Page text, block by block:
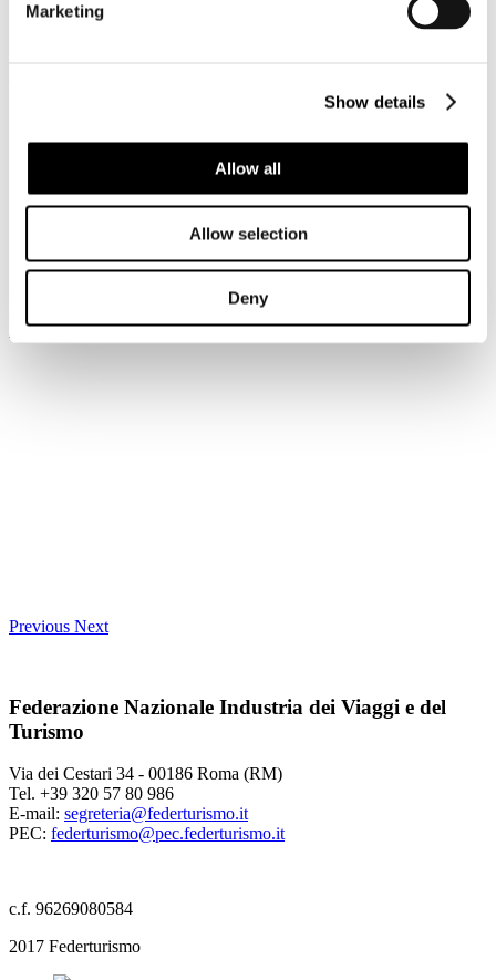
Marketing
Show details
Allow all
Allow selection
Deny
Circolari
Circolari 2020
Circolare Prot. n. C/23 - Helpdesk Covid 19 Studio Legale
Risparmia con le nostre convenzioni
Associati
Previous Next
Federazione Nazionale Industria dei Viaggi e del
Turismo
Via dei Cestari 34 - 00186 Roma (RM)
Tel. +39 320 57 80 986
E-mail: segreteria@federturismo.it
PEC: federturismo@pec.federturismo.it
c.f. 96269080584
2017 Federturismo